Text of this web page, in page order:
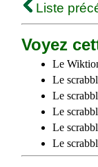
Liste
Voyez
Le
Le
Le
Le
Le
Le